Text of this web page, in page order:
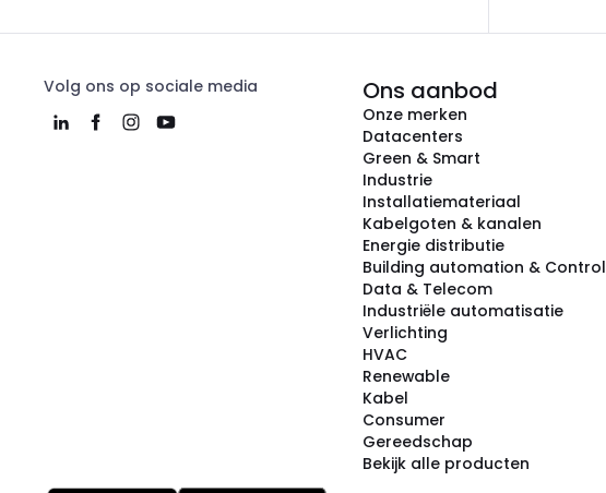
Volg ons op sociale media Ons aanbod
Onze merken
Datacenters
Green & Smart
Industrie
Installatiemateriaal
Kabelgoten & kanalen
Energie distributie
Building automation & Control
Data & Telecom
Industriële automatisatie
Verlichting
HVAC
Renewable
Kabel
Consumer
Gereedschap
Bekijk alle producten